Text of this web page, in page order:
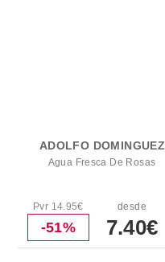
ADOLFO DOMINGUEZ
Agua Fresca De Rosas
Pvr 14.95€
-51%
desde
7.40€